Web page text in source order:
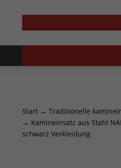
Start→ Traditionelle
→ Kamineinsatz aus Stahl
schwarz Verkleidung